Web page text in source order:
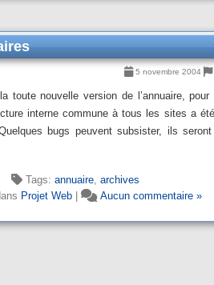
5 novembre 2004
toute nouvelle version de l’annuaire,
interne commune à tous les sites a
bugs peuvent subsister, ils
Tags: annuaire, archives
Projet Web| Aucun commentaire »